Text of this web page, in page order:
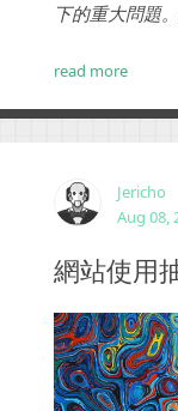
下的重大問題
戶、市場等產
read more
Jericho
Aug 08,
網站使用